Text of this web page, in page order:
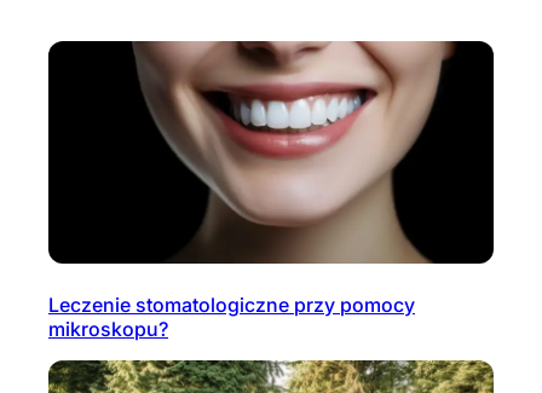
Leczenie stomatologiczne przy pomocy
mikroskopu?